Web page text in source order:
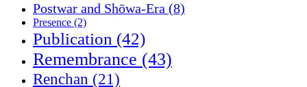
Postwar and Shōwa-Era (8)
Presence (2)
Publication (42)
Remembrance (43)
Renchan (21)